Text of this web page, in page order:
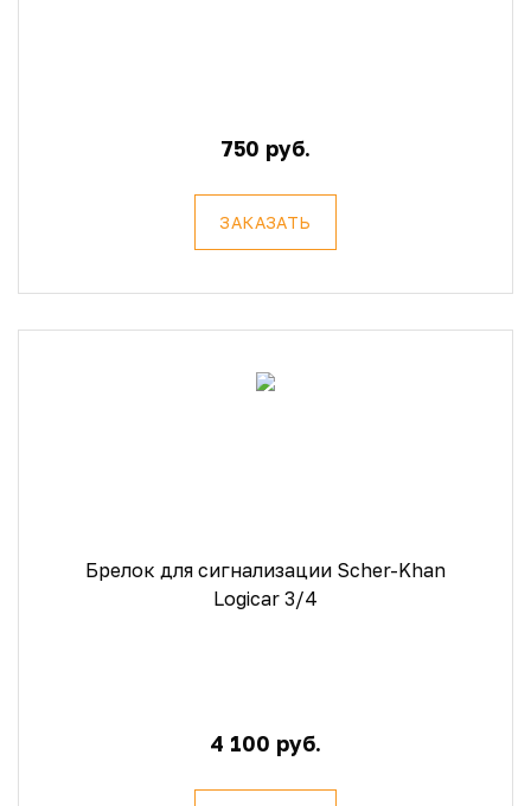
750 руб.
ЗАКАЗАТЬ
Брелок для сигнализации Scher-Khan
Logicar 3/4
4 100 руб.